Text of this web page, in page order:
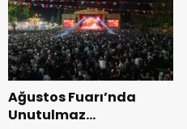
Ağustos Fuarı’nda
Unutulmaz